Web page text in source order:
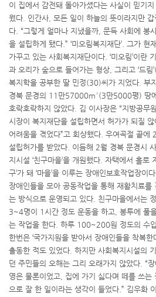
이 집에서 감전돼 돌아가셨다는 사실이 믿기
웠다. 인간사, 모든 일이 하늘의 뜻이라지만
다. “그렇게 얼마나 지냈을까, 문득 사회에 봉
을 설립하게 됐다.” ‘미오림복지재단’. 그가 현
가꾸고 있는 사회복지재단이다. ‘미오림’이란
과 오리가 숲으로 들어가는 형상, 그리고 ‘드
복지학을 공부한 딸 민정(30)씨가 지었다. 부
경북 문경의 11만57000m²(3만5000평) 땅
호락호락하지 않았다. 김 이사장은 “지방공무
시장이 복지재단을 설립하면서 허가가 되질
어려움을 겪었다”고 회상했다. 우여곡절 끝에
설립허가를 받았다. 이듬해 2월 경북 문경시
지시설 ‘친구마을’을 개원했다. 자택에서 홀로
구’가 돼 ‘마을’을 이루는 장애인보호작업장이
장애인들을 모아 공동작업을 통해 재활치료
는 방식으로 운영되고 있다. 친구마을에서는
3~4명이 1시간 정도 운동을 하고, 봉투에 풀
는 작업을 한다. 하루 100~200원 정도의 수
한번은 ‘국가지원을 받아서 장애인들을 착복한
출동한 적도 있었다. 하지만 사회복지시설의
던 주민들의 오해는 그리 오래가지 않았다. “
영은 물론이었고, 집에 가기 싫다며 떼를 쓰는
으로 잘 한 일이라는 생각이 들었다.” 김우화